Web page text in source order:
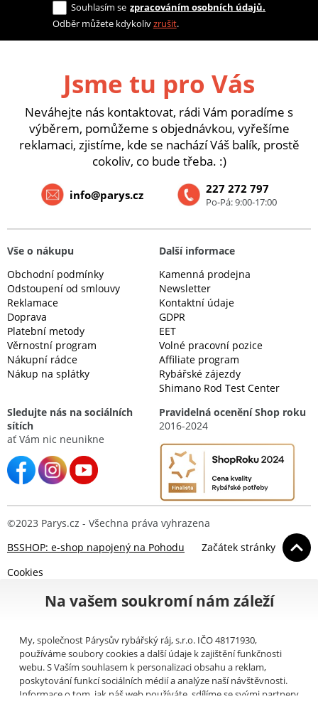
Souhlasím se zpracováním osobních údajů.
Odběr můžete kdykolivzrušit.
Jsme tu pro Vás
Neváhejte nás kontaktovat, rádi Vám poradíme s
výběrem, pomůžeme s objednávkou, vyřešíme
reklamaci, zjistíme, kde se nachází Váš balík, prostě
cokoliv, co bude třeba. :)
227 272 797
Po-Pá: 9:00-17:00
info@parys.cz
Vše o nákupu
Obchodní podmínky
Odstoupení od smlouvy
Reklamace
Doprava
Platební metody
Věrnostní program
Nákupní rádce
Nákup na splátky
Další informace
Kamenná prodejna
Newsletter
Kontaktní údaje
GDPR
EET
Volné pracovní pozice
Affiliate program
Rybářské zájezdy
Shimano Rod Test Center
Sledujte nás na sociálních
sítích
ať Vám nic neunikne
Pravidelná ocenění Shop roku
2016-2024
©2023 Parys.cz - Všechna práva vyhrazena
BSSHOP: e-shop napojený na Pohodu
Začátek stránky
Cookies
Na vašem soukromí nám záleží
My, společnost Párysův rybářský ráj, s.r.o. IČO 48171930,
používáme soubory cookies a další údaje k zajištění funkčnosti
webu. S Vaším souhlasem k personalizaci obsahu a reklam,
poskytování funkcí sociálních médií a analýze naší návštěvnosti.
Informace o tom, jak náš web používáte, sdílíme se svými partnery